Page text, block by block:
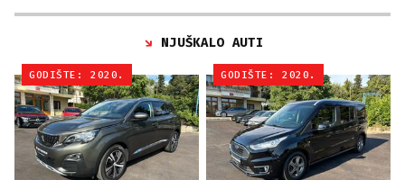
NJUŠKALO AUTI
GODIŠTE: 2020. GODIŠTE: 2020.